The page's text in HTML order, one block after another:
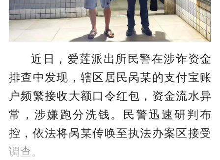
近日，爱莲派出所民警在涉诈资金
排查中发现，辖区居民呙某的支付宝账
户频繁接收大额口令红包，资金流水异
常，涉嫌跑分洗钱。民警迅速研判布
控，依法将呙某传唤至执法办案区接受
调查。